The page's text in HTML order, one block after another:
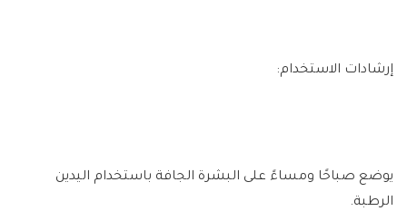
إرشادات الاستخدام:
يوضع صباحًا ومساءً على البشرة الجافة باستخدام اليدين
الرطبة.